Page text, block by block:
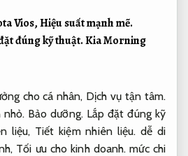
Vios,Hiệu suất mạnh mẽ.
đúng kỹ thuật.Kia Morning
cho cá nhân, Dịch vụ tận tâm.
nhỏ. Bảo dưỡng. Lắp đặt đúng kỹ
liệu, Tiết kiệm nhiên liệu. dễ di
Tối ưu cho kinh doanh. mức chi